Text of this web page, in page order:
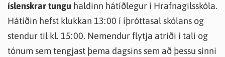
íslenskrar tungu haldinn hátíðlegur í Hrafnagilsskóla.
Hátíðin hefst klukkan 13:00 í íþróttasal skólans og
stendur til kl. 15:00. Nemendur flytja atriði í tali og
tónum sem tengjast þema dagsins sem að þessu sinni